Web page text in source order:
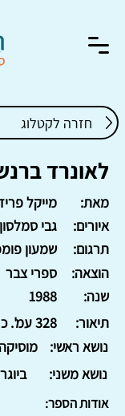
חזרה לקטלוג
לאונרד
מייקל
מאת:
גבי
איורים:
שמעון
תרגום:
ספרי צבר
הוצאה:
1988
שנה:
328 עמ'. כריכה קשה
תיאור:
מוסיקה
נושא ראשי:
נושא משני:
אודות הספר: